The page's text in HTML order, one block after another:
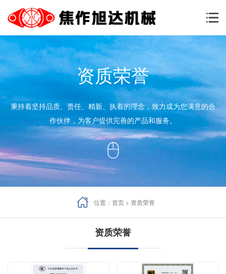

资质荣誉
秉持着坚持品质、责任、精新、执着的理念，致力成为您满意的合
作伙伴，为客户提供完善的产品和服务。



 位置： 首页 > 资质荣誉
资质荣誉